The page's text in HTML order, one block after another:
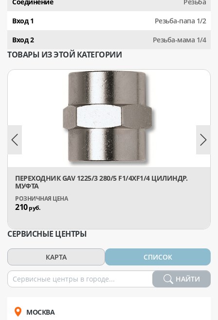
Вход 1 Резьба-папа 1/2
Вход 2 Резьба-мама 1/4
ТОВАРЫ ИЗ ЭТОЙ КАТЕГОРИИ
ПЕРЕХОДНИК GAV 1225/3 280/5 F1/4XF1/4 ЦИЛИНДР.
МУФТА
210руб.
СЕРВИСНЫЕ ЦЕНТРЫ
КАРТА СПИСОК
НАЙТИ
МОСКВА